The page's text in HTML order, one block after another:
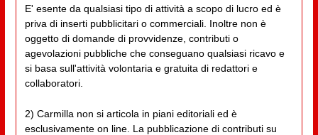
E' esente da qualsiasi tipo di attività a scopo di lucro ed è
priva di inserti pubblicitari o commerciali. Inoltre non è
oggetto di domande di provvidenze, contributi o
agevolazioni pubbliche che conseguano qualsiasi ricavo e
si basa sull'attività volontaria e gratuita di redattori e
collaboratori.
2) Carmilla non si articola in piani editoriali ed è
esclusivamente on line. La pubblicazione di contributi su